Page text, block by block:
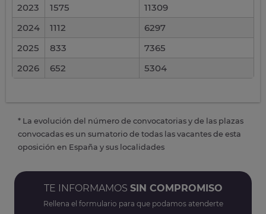
2023
1575
11309
2024
1112
6297
2025
833
7365
2026
652 5304
* La evolución del número de convocatorias y de las plazas
convocadas es un sumatorio de todas las vacantes de esta
oposición en España y sus localidades
TE INFORMAMOS SIN COMPROMISO
Rellena el formulario para que podamos atenderte